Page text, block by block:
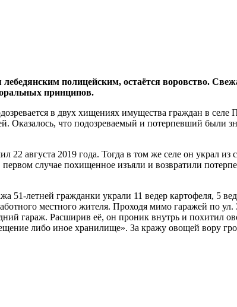
полицейским, остаётся воровство.
принципов.
в двух хищениях имущества граждан в селе
Оказалось, что подозреваемый и потерпевший были
22 августа 2019 года. Тогда в том же селе он украл
случае похищенное изъяли и возвратили
летней гражданки украли 11 ведер картофеля, 5
местного жителя. Проходя мимо гаражей по
гараж. Расширив её, он проник внутрь и похитил
либо иное хранилище». За кражу овощей вору